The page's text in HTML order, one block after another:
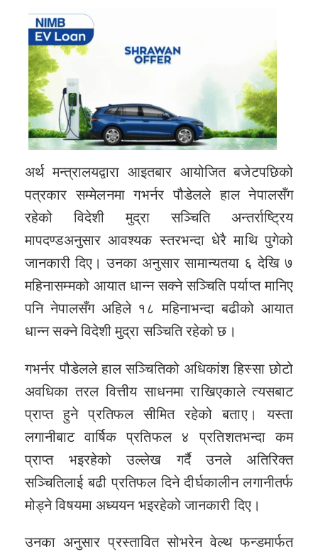
अर्थ मन्त्रालयद्वारा आइतबार आयोजित बजेटपछिको
पत्रकार सम्मेलनमा गभर्नर पौडेलले हाल नेपालसँग
रहेको विदेशी मुद्रा सञ्चिति अन्तर्राष्ट्रिय
मापदण्डअनुसार आवश्यक स्तरभन्दा धेरै माथि पुगेको
जानकारी दिए। उनका अनुसार सामान्यतया ६ देखि ७
महिनासम्मको आयात धान्न सक्ने सञ्चिति पर्याप्त मानिए
पनि नेपालसँग अहिले १८ महिनाभन्दा बढीको आयात
धान्न सक्ने विदेशी मुद्रा सञ्चिति रहेको छ।
गभर्नर पौडेलले हाल सञ्चितिको अधिकांश हिस्सा छोटो
अवधिका तरल वित्तीय साधनमा राखिएकाले त्यसबाट
प्राप्त हुने प्रतिफल सीमित रहेको बताए। यस्ता
लगानीबाट वार्षिक प्रतिफल ४ प्रतिशतभन्दा कम
प्राप्त भइरहेको उल्लेख गर्दै उनले अतिरिक्त
सञ्चितिलाई बढी प्रतिफल दिने दीर्घकालीन लगानीतर्फ
मोड्ने विषयमा अध्ययन भइरहेको जानकारी दिए।
उनका अनुसार प्रस्तावित सोभरेन वेल्थ फन्डमार्फत